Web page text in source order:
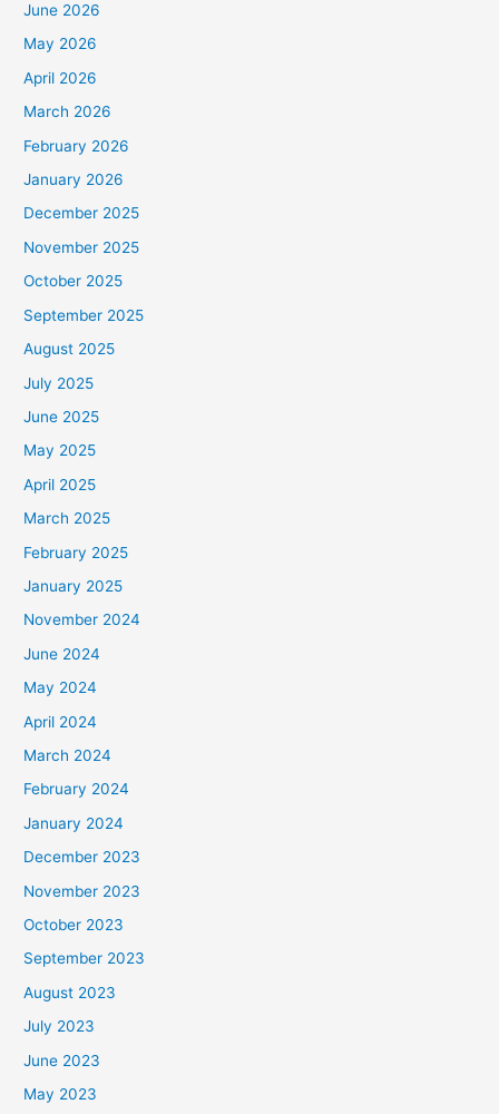
June 2026
May 2026
April 2026
March 2026
February 2026
January 2026
December 2025
November 2025
October 2025
September 2025
August 2025
July 2025
June 2025
May 2025
April 2025
March 2025
February 2025
January 2025
November 2024
June 2024
May 2024
April 2024
March 2024
February 2024
January 2024
December 2023
November 2023
October 2023
September 2023
August 2023
July 2023
June 2023
May 2023